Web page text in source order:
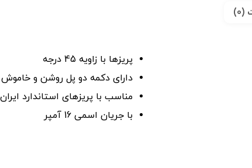
پریزها با زاویه 45 درجه
دارای دکمه دو پل روشن و خاموش
مناسب با پریزهای استاندارد ایران
با جریان اسمی 16 آمپر